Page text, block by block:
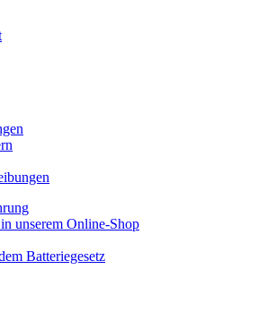
unserem Online-Shop
Batteriegesetz